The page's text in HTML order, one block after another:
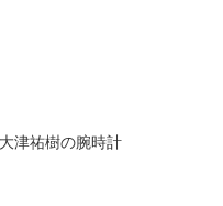
大津祐樹の腕時計